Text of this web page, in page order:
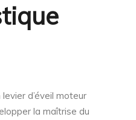
d’éveil moteur
la maîtrise du